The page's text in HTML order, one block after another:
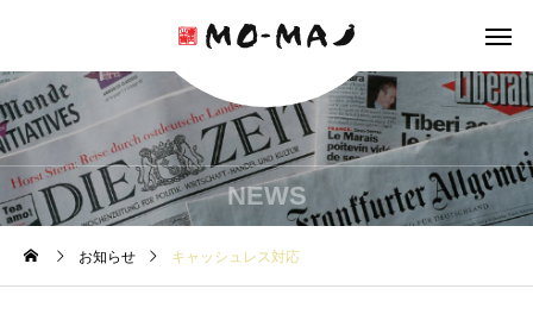
NEWS
お知らせ キャッシュレス対応